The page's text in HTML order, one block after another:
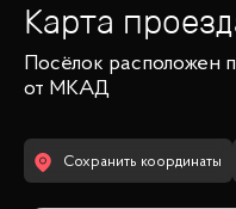
Карта
Посёлок расположен
от МКАД
Сохранить координаты